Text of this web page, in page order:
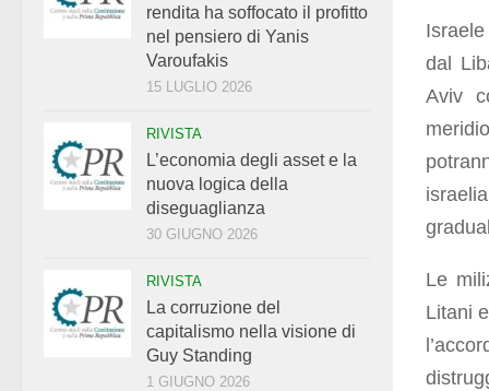
dal
Aviv
Le
Litani
rendita ha soffocato il profitto
nel pensiero di Yanis
Varoufakis
15 LUGLIO 2026
RIVISTA
L’economia degli asset e la
nuova logica della
diseguaglianza
30 GIUGNO 2026
RIVISTA
La corruzione del
capitalismo nella visione di
Guy Standing
1 GIUGNO 2026